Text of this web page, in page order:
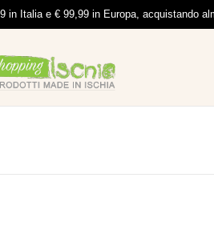
in Italia e € 99,99 in Europa, acquistando